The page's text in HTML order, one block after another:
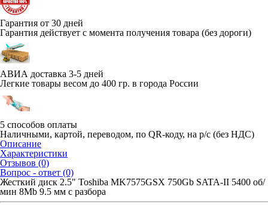
Гарантия от 30 дней
Гарантия действует с момента получения товара (без дороги)
АВИА доставка 3-5 дней
Легкие товары весом до 400 гр. в города России
5 способов оплаты
Наличными, картой, переводом, по QR-коду, на р/с (без НДС)
Описание
Характеристики
Отзывов (0)
Вопрос - ответ (0)
Жесткий диск 2.5" Toshiba MK7575GSX 750Gb SATA-II 5400 об/
мин 8Mb 9.5 мм с разбора